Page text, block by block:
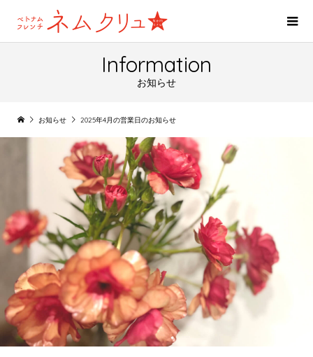
Information
お知らせ
お知らせ 2025年4月の営業日のお知らせ